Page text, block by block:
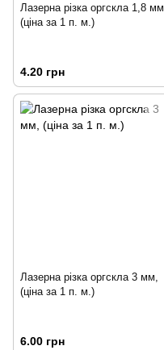
Лазерна різка оргскла 1,8 мм,
(ціна за 1 п. м.)
4.20 грн
Лазерна різка оргскла 3 мм,
(ціна за 1 п. м.)
6.00 грн